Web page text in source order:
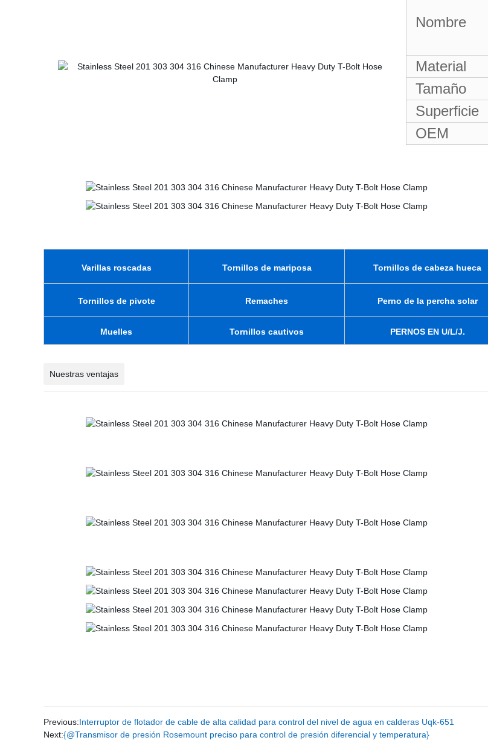
Nombre
Material
Tamaño
Superficie
OEM
Varillas roscadas Tornillos de mariposa Tornillos de cabeza hueca
Tornillos de pivote Remaches Perno de la percha solar
Muelles Tornillos cautivos PERNOS EN U/L/J.
Nuestras ventajas
Previous:Interruptor de flotador de cable de alta calidad para control del nivel de agua en calderas Uqk-651
Next:{@Transmisor de presión Rosemount preciso para control de presión diferencial y temperatura}